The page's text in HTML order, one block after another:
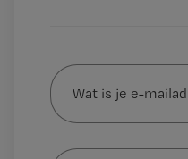
Wat
is
je
mailadres?
Kies